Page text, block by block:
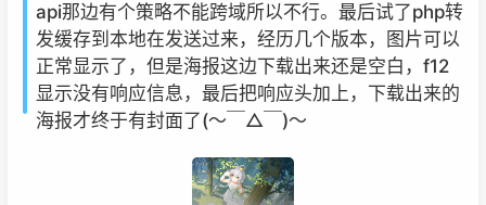
api那边有个策略不能跨域所以不行。最后试了php转
发缓存到本地在发送过来，经历几个版本，图片可以
正常显示了，但是海报这边下载出来还是空白，f12
显示没有响应信息，最后把响应头加上，下载出来的
海报才终于有封面了(〜￣△￣)〜